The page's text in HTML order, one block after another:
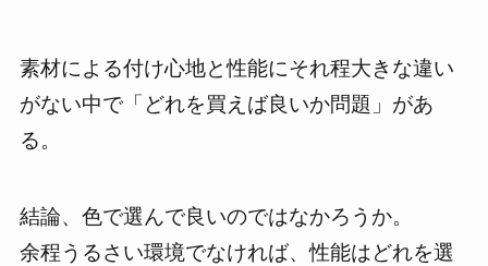
素材による付け心地と性能にそれ程大きな違い
がない中で「どれを買えば良いか問題」があ
る。
結論、 色で選んで良いのではなかろうか。
余程うるさい環境でなければ、性能はどれを選